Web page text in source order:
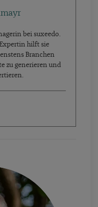
bei suxeedo.
hilft sie
Branchen
zu generieren und